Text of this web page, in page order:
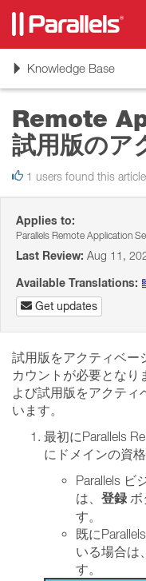
ToggleKnowledge Base
Remote
試用版のア
1 users found this
Applies to:
Parallels Remote Application
Last Review: Aug 11,
Available Translations:
Get updates
試用版をアクティベー
カウントが必要となり
よび試用版をアクティ
います。
最初にParallels
にドメインの資
Parallels ビ
は、 登録 ボ
す。
既に
いる場合は
す。